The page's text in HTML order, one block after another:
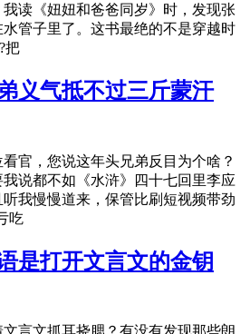
读《妞妞和爸爸同岁》时，发现张
管子里了。这书最绝的不是穿越时
把
义气抵不过三斤蒙汗
看官，您说这年头兄弟反目为个啥？
说都不如《水浒》四十七回里李应
我慢慢道来，保管比刷短视频带劲
吃
是打开文言文的金钥